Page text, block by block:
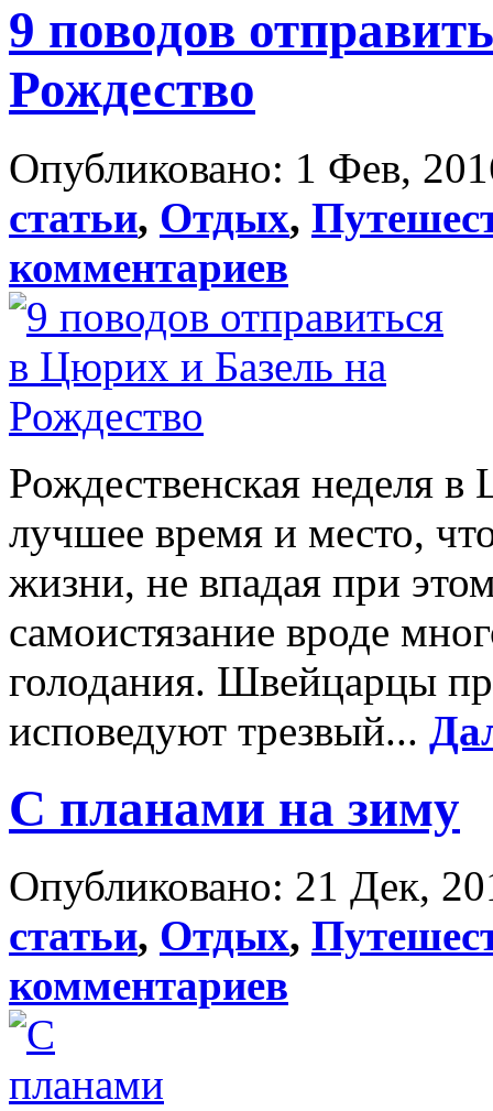
9 поводов
Рождество
Опубликовано: 1 Фев,
статьи, Отдых,
комментариев
Рождественская неделя
лучшее время и место,
жизни, не впадая при
самоистязание вроде
голодания. Швейцарцы
исповедуют трезвый...
С планами на зиму
Опубликовано: 21 Дек,
статьи, Отдых,
комментариев